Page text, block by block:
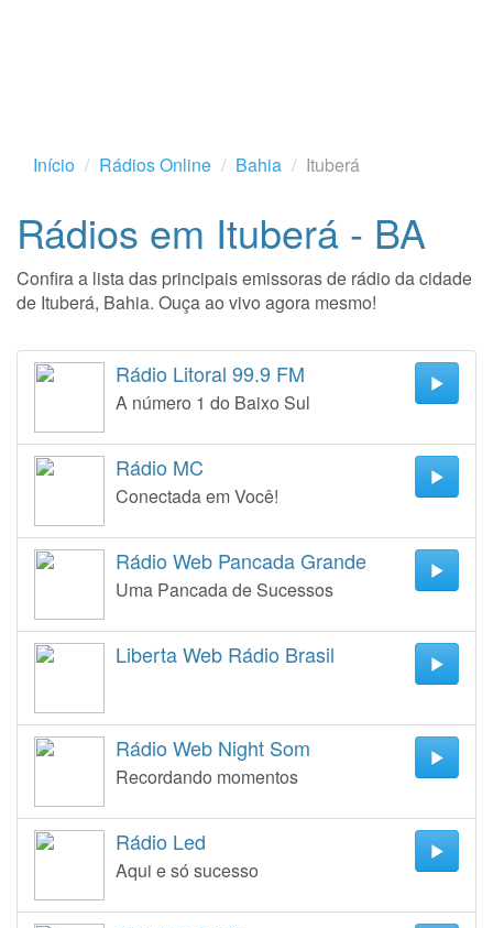
Início Rádios Online Bahia Ituberá
Rádios em Ituberá - BA
Confira a lista das principais emissoras de rádio da cidade
de Ituberá, Bahia. Ouça ao vivo agora mesmo!
Rádio Litoral 99.9 FM
A número 1 do Baixo Sul
Rádio MC
Conectada em Você!
Rádio Web Pancada Grande
Uma Pancada de Sucessos
Liberta Web Rádio Brasil
Rádio Web Night Som
Recordando momentos
Rádio Led
Aqui e só sucesso